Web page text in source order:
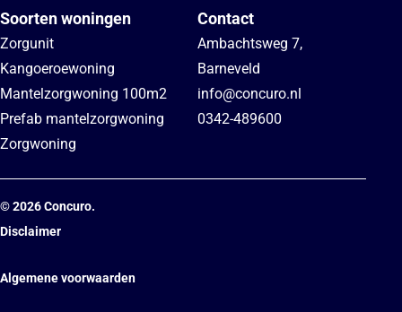
Soorten woningen
Zorgunit
Kangoeroewoning
Mantelzorgwoning 100m2
Prefab mantelzorgwoning
Zorgwoning
Contact
Ambachtsweg 7,
Barneveld
info@concuro.nl
0342-489600
©2026Concuro.
Disclaimer
Algemene voorwaarden